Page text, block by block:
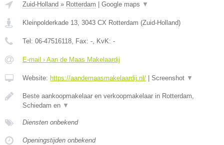
Zuid-Holland » Rotterdam Google maps ▼
Kleinpolderkade 13, 3043 CX Rotterdam (Zuid-Holland)
Tel: 06-47516118, Fax: -, KvK: -
E-mail › Aan de Maas Makelaardij
Website: https://aandemaasmakelaardij.nl/ Screenshot ▼
Beste aankoopmakelaar en verkoopmakelaar in Rotterdam,
Schiedam en ▼
Diensten onbekend
Openingstijden onbekend